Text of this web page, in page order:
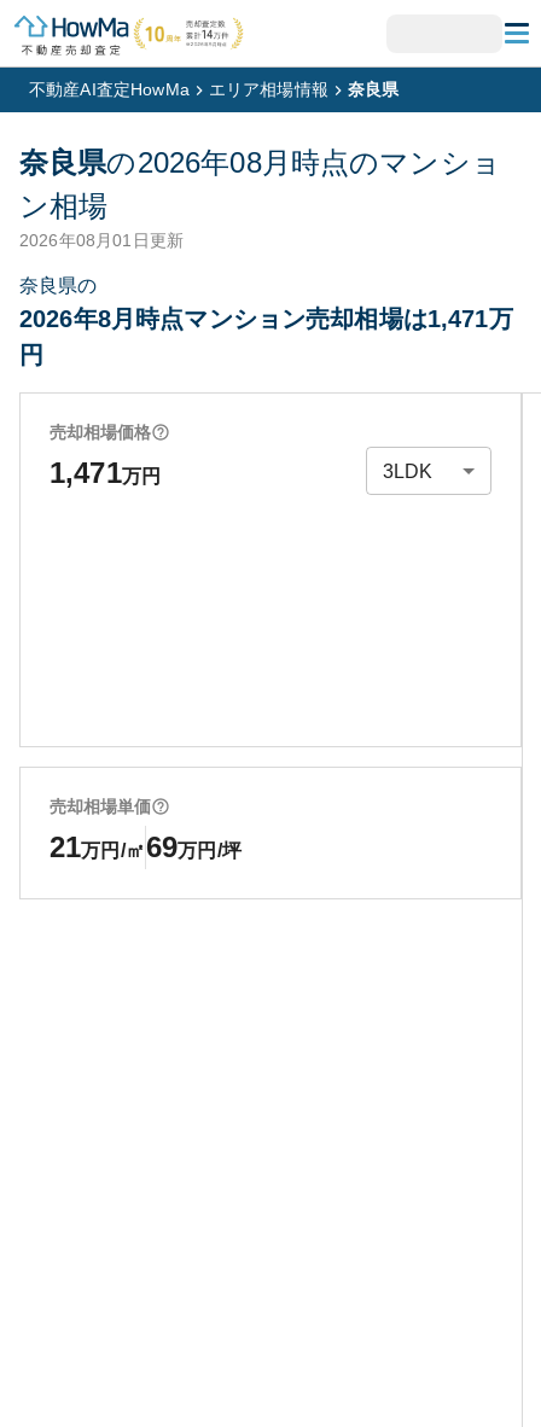
不動産AI査定HowMa エリア相場情報 奈良県
奈良県の2026年08月 時点のマンショ
ン相場
2026年08月01日更新
奈良県の
2026年8月時点マンション売却相場は1,471万
円
売却相場価格
1,471万円
売却相場単価
21万円/㎡69万円/坪